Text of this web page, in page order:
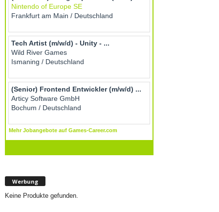
Werbung
Keine Produkte gefunden.